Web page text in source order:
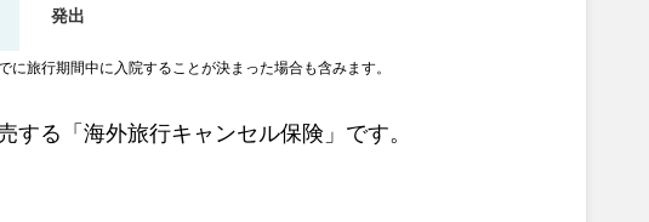
発出
に旅行期間中に入院することが決まった場合も含みます。
する「海外旅行キャンセル保険」です。